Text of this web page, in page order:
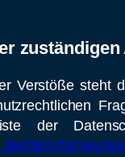
Verstöße steht
der
DE/Infothek/